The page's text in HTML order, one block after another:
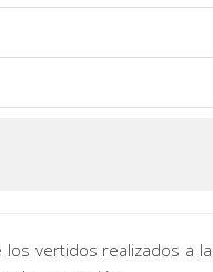
vertidos realizados a